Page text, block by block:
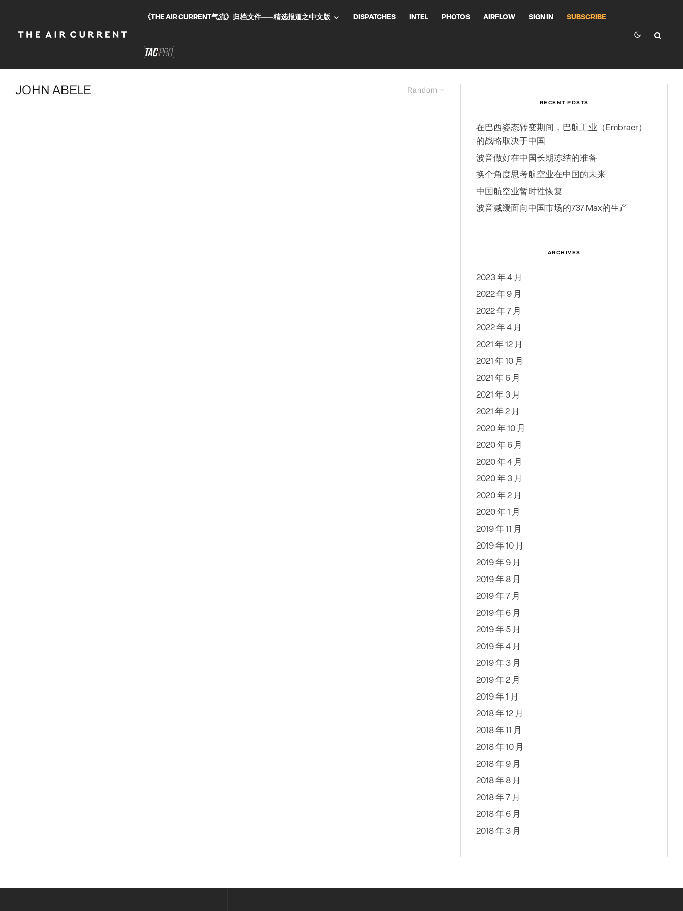
《THE AIR CURRENT气流》归档文件——精选报道之中文版 DISPATCHES INTEL PHOTOS AIRFLOW SIGN IN SUBSCRIBE
Random
JOHN ABELE
RECENT POSTS
在巴西姿态转变期间，巴航工业（Embraer）
的战略取决于中国
波音做好在中国长期冻结的准备
换个角度思考航空业在中国的未来
中国航空业暂时性恢复
波音减缓面向中国市场的737 Max的生产
ARCHIVES
2023 年 4 月
2022 年 9 月
2022 年 7 月
2022 年 4 月
2021 年 12 月
2021 年 10 月
2021 年 6 月
2021 年 3 月
2021 年 2 月
2020 年 10 月
2020 年 6 月
2020 年 4 月
2020 年 3 月
2020 年 2 月
2020 年 1 月
2019 年 11 月
2019 年 10 月
2019 年 9 月
2019 年 8 月
2019 年 7 月
2019 年 6 月
2019 年 5 月
2019 年 4 月
2019 年 3 月
2019 年 2 月
2019 年 1 月
2018 年 12 月
2018 年 11 月
2018 年 10 月
2018 年 9 月
2018 年 8 月
2018 年 7 月
2018 年 6 月
2018 年 3 月